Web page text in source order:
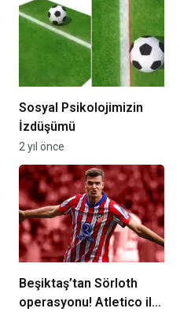
Sosyal Psikolojimizin
İzdüşümü
2 yıl önce
Beşiktaş’tan Sörloth
operasyonu! Atletico ile